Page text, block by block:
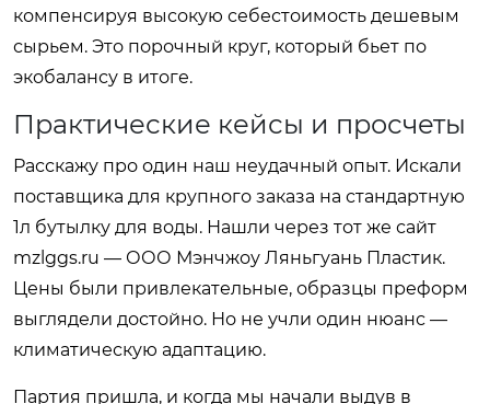
компенсируя высокую себестоимость дешевым
сырьем. Это порочный круг, который бьет по
экобалансу в итоге.
Практические кейсы и просчеты
Расскажу про один наш неудачный опыт. Искали
поставщика для крупного заказа на стандартную
1л бутылку для воды. Нашли через тот же сайт
mzlggs.ru — ООО Мэнчжоу Ляньгуань Пластик.
Цены были привлекательные, образцы преформ
выглядели достойно. Но не учли один нюанс —
климатическую адаптацию.
Партия пришла, и когда мы начали выдув в